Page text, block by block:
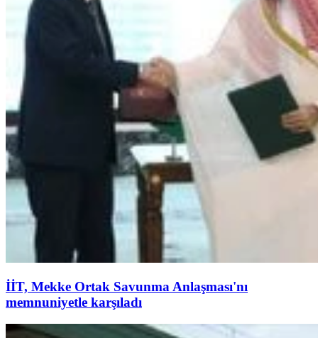
İİT, Mekke Ortak Savunma Anlaşması'nı
memnuniyetle karşıladı